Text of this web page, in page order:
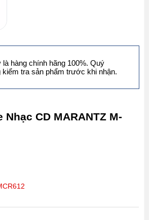
Nhạc CD MARANTZ M-
là hàng chính hãng 100%. Quý
kiểm tra sản phẩm trước khi nhận.